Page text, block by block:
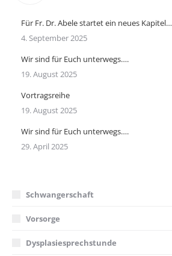
Für Fr. Dr. Abele startet ein neues Kapitel…
4. September 2025
Wir sind für Euch unterwegs….
19. August 2025
Vortragsreihe
19. August 2025
Wir sind für Euch unterwegs….
29. April 2025
Schwangerschaft
Vorsorge
Dysplasiesprechstunde